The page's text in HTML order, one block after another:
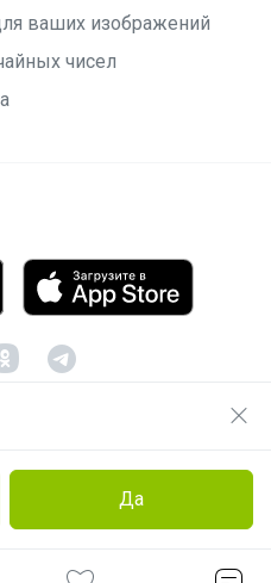
Да
ваших изображений
чисел
2012 -2026